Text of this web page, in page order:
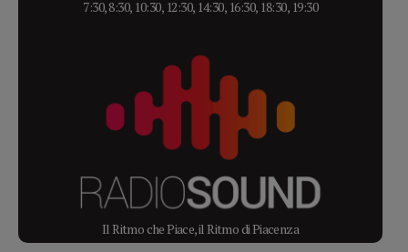
7:30, 8:30, 10:30, 12:30, 14:30, 16:30, 18:30, 19:30
Il Ritmo che Piace, il Ritmo di Piacenza